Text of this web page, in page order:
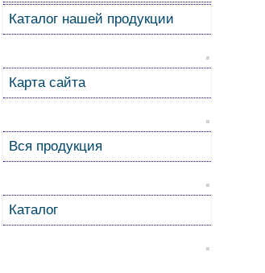
Каталог нашей продукции
Карта сайта
Вся продукция
Каталог